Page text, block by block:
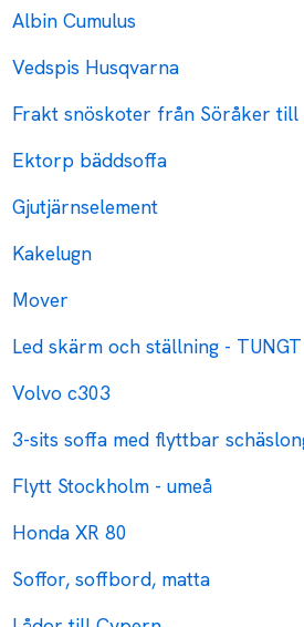
Albin Cumulus
Vedspis Husqvarna
Frakt snöskoter från Söråker till
Ektorp bäddsoffa
Gjutjärnselement
Kakelugn
Mover
Led skärm och ställning -
Volvo c303
3-sits soffa med flyttbar
Flytt Stockholm - umeå
Honda XR 80
Soffor, soffbord, matta